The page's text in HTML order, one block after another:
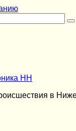
НН
в